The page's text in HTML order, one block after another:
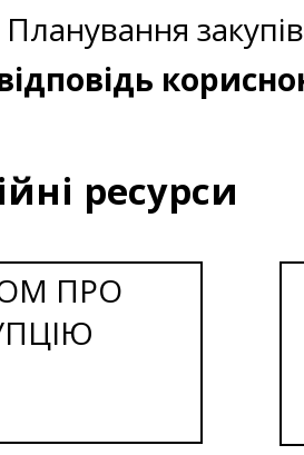
Планування
ресурси
ПРО